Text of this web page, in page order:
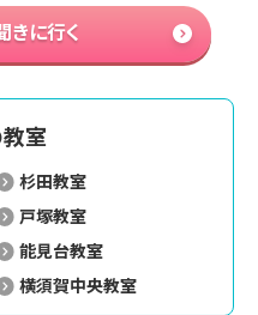
に行く
室
杉田教室
戸塚教室
能見台教室
横須賀中央教室